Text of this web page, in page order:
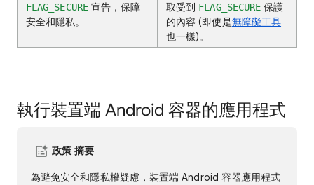
FLAG_SECURE宣告，保障
安全和隱私。
取受到 FLAG_SECURE 保護
的內容 (即使是無障礙工具
也一樣)。
執行裝置端 Android 容器的應用程式
政策 摘要
為避免安全和隱私權疑慮，裝置端 Android 容器應用程式